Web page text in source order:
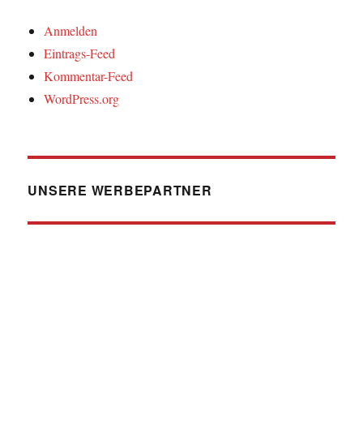
Anmelden
Eintrags-Feed
Kommentar-Feed
WordPress.org
UNSERE WERBEPARTNER